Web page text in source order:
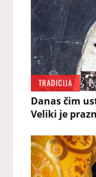
TRADICIJA
Danas čim
Veliki je